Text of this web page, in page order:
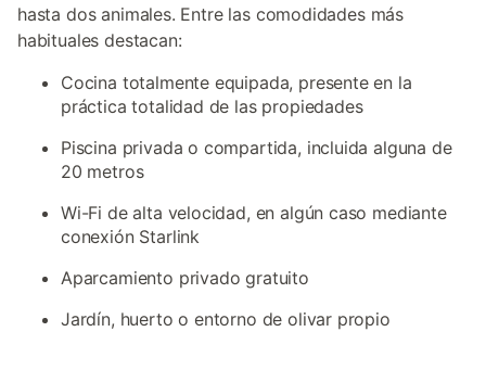
hasta dos animales. Entre las comodidades más
habituales destacan:
Cocina totalmente equipada, presente en la
práctica totalidad de las propiedades
Piscina privada o compartida, incluida alguna de
20 metros
Wi-Fi de alta velocidad, en algún caso mediante
conexión Starlink
Aparcamiento privado gratuito
Jardín, huerto o entorno de olivar propio